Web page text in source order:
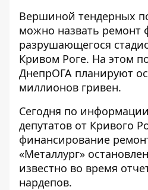
Вершиной тендерных
можно назвать ремонт
разрушающегося
Кривом Роге. На этом
ДнепрОГА планируют
миллионов гривен.
Сегодня по
депутатов от Кривого
финансирование
«Металлург»
известно во время
нардепов.